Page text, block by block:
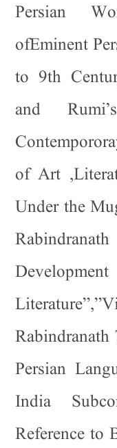
Persian
ofEminent
to 9th
and
of Art
Under the
Persian
India
Reference to